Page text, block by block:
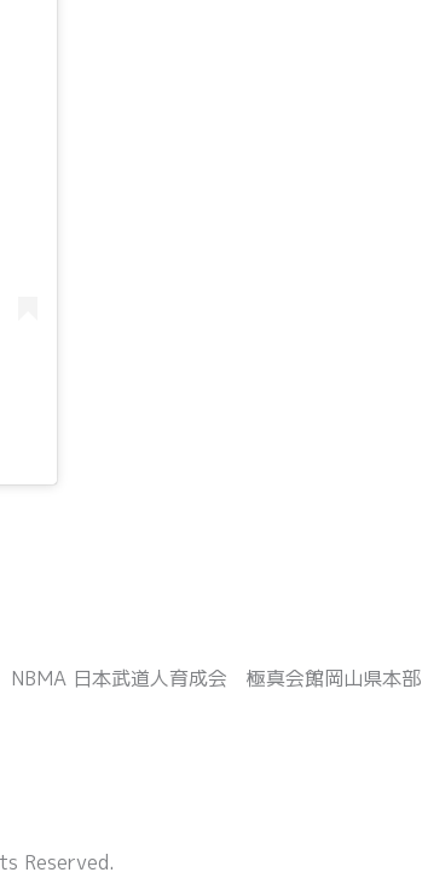
NBMA 日本武道人育成会 極真会館岡山県本部
Reserved.